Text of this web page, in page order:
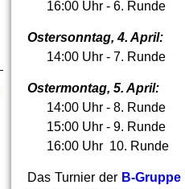
16:00 Uhr - 6. Runde
Ostersonntag, 4. April:
14:00 Uhr - 7. Runde
Ostermontag, 5. April:
14:00 Uhr - 8. Runde
15:00 Uhr - 9. Runde
16:00 Uhr 10. Runde
Das Turnier der B-Gruppe